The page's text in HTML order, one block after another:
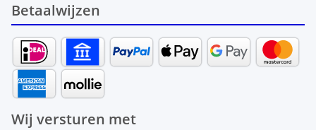
Betaalwijzen
Wij versturen met